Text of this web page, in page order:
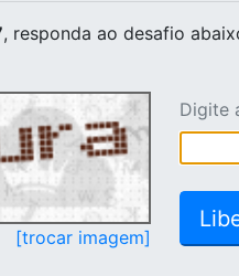
, responda ao desafio
[trocar imagem]
Digite